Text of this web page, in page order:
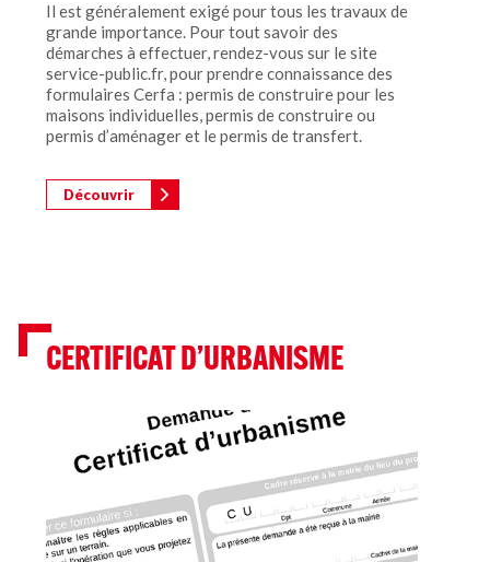
Il est généralement exigé pour tous les travaux de
grande importance. Pour tout savoir des
démarches à effectuer, rendez-vous sur le site
service-public.fr, pour prendre connaissance des
formulaires Cerfa : permis de construire pour les
maisons individuelles, permis de construire ou
permis d’aménager et le permis de transfert.
Découvrir
CERTIFICAT D’URBANISME